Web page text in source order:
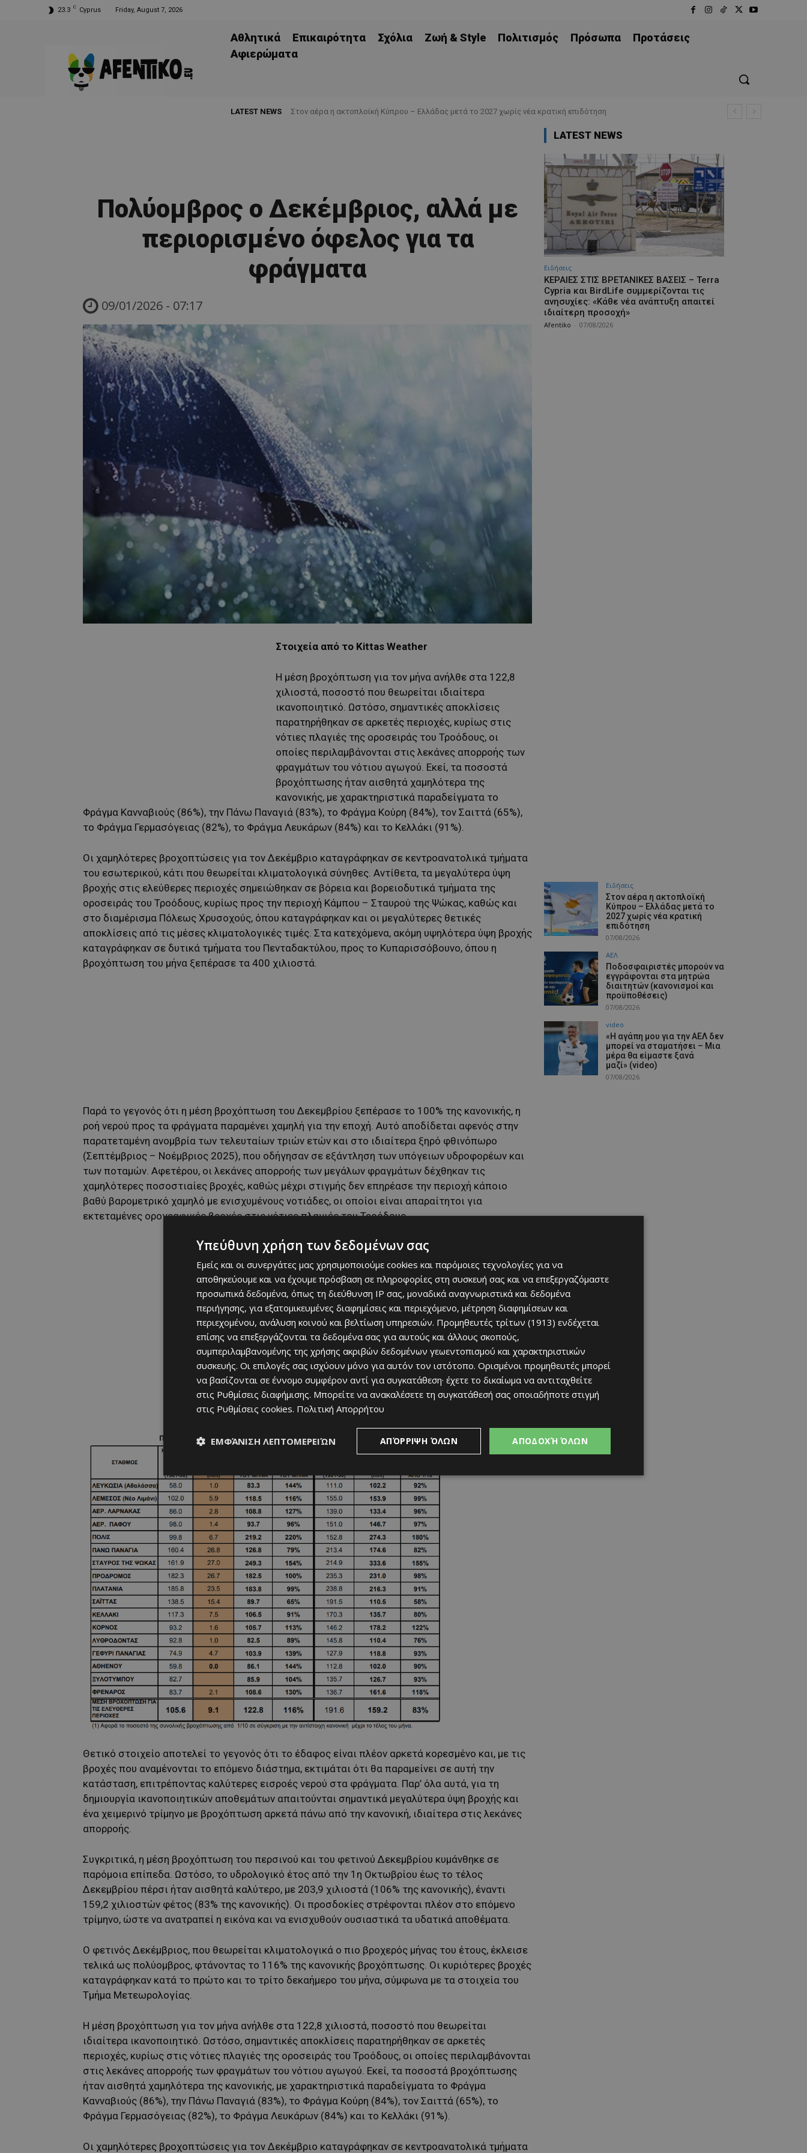
23.3 C Cyprus Friday, August 7, 2026
Αθλητικά Επικαιρότητα Σχόλια Ζωή & Style Πολιτισμός Πρόσωπα
Προτάσεις
Aφιερώματα
LATEST NEWS Στον αέρα η ακτοπλοϊκή Κύπρου – Ελλάδας μετά το 2027 χωρίς νέα κρατική επιδότηση
Πολύομβρος ο Δεκέμβριος, αλλά με
περιορισμένο όφελος για τα
φράγματα
09/01/2026 - 07:17
Στοιχεία από το Kittas Weather
Η μέση βροχόπτωση για τον μήνα ανήλθε στα 122,8
χιλιοστά, ποσοστό που θεωρείται ιδιαίτερα
ικανοποιητικό. Ωστόσο, σημαντικές αποκλίσεις
παρατηρήθηκαν σε αρκετές περιοχές, κυρίως στις
νότιες πλαγιές της οροσειράς του Τροόδους, οι
οποίες περιλαμβάνονται στις λεκάνες απορροής των
φραγμάτων του νότιου αγωγού. Εκεί, τα ποσοστά
βροχόπτωσης ήταν αισθητά χαμηλότερα της
κανονικής, με χαρακτηριστικά παραδείγματα το
Φράγμα Κανναβιούς (86%), την Πάνω Παναγιά (83%), το Φράγμα Κούρη (84%), τον Σαιττά (65%),
το Φράγμα Γερμασόγειας (82%), το Φράγμα Λευκάρων (84%) και το Κελλάκι (91%).
Οι χαμηλότερες βροχοπτώσεις για τον Δεκέμβριο καταγράφηκαν σε κεντροανατολικά τμήματα
του εσωτερικού, κάτι που θεωρείται κλιματολογικά σύνηθες. Αντίθετα, τα μεγαλύτερα ύψη
βροχής στις ελεύθερες περιοχές σημειώθηκαν σε βόρεια και βορειοδυτικά τμήματα της
οροσειράς του Τροόδους, κυρίως προς την περιοχή Κάμπου – Σταυρού της Ψώκας, καθώς και
στο διαμέρισμα Πόλεως Χρυσοχούς, όπου καταγράφηκαν και οι μεγαλύτερες θετικές
αποκλίσεις από τις μέσες κλιματολογικές τιμές. Στα κατεχόμενα, ακόμη υψηλότερα ύψη βροχής
καταγράφηκαν σε δυτικά τμήματα του Πενταδακτύλου, προς το Κυπαρισσόβουνο, όπου η
βροχόπτωση του μήνα ξεπέρασε τα 400 χιλιοστά.
Παρά το γεγονός ότι η μέση βροχόπτωση του Δεκεμβρίου ξεπέρασε το 100% της κανονικής, η
ροή νερού προς τα φράγματα παραμένει χαμηλή για την εποχή. Αυτό αποδίδεται αφενός στην
παρατεταμένη ανομβρία των τελευταίων τριών ετών και στο ιδιαίτερα ξηρό φθινόπωρο
(Σεπτέμβριος – Νοέμβριος 2025), που οδήγησαν σε εξάντληση των υπόγειων υδροφορέων και
των ποταμών. Αφετέρου, οι λεκάνες απορροής των μεγάλων φραγμάτων δέχθηκαν τις
χαμηλότερες ποσοστιαίες βροχές, καθώς μέχρι στιγμής δεν επηρέασε την περιοχή κάποιο
βαθύ βαρομετρικό χαμηλό με ενισχυμένους νοτιάδες, οι οποίοι είναι απαραίτητοι για
εκτεταμένες ορογραφικές βροχές στις νότιες πλαγιές του Τροόδους.
Θετικό στοιχείο αποτελεί το γεγονός ότι το έδαφος είναι πλέον αρκετά κορεσμένο και, με τις
βροχές που αναμένονται το επόμενο διάστημα, εκτιμάται ότι θα παραμείνει σε αυτή την
κατάσταση, επιτρέποντας καλύτερες εισροές νερού στα φράγματα. Παρ’ όλα αυτά, για τη
δημιουργία ικανοποιητικών αποθεμάτων απαιτούνται σημαντικά μεγαλύτερα ύψη βροχής και
ένα χειμερινό τρίμηνο με βροχόπτωση αρκετά πάνω από την κανονική, ιδιαίτερα στις λεκάνες
απορροής.
Συγκριτικά, η μέση βροχόπτωση του περσινού και του φετινού Δεκεμβρίου κυμάνθηκε σε
παρόμοια επίπεδα. Ωστόσο, το υδρολογικό έτος από την 1η Οκτωβρίου έως το τέλος
Δεκεμβρίου πέρσι ήταν αισθητά καλύτερο, με 203,9 χιλιοστά (106% της κανονικής), έναντι
159,2 χιλιοστών φέτος (83% της κανονικής). Οι προσδοκίες στρέφονται πλέον στο επόμενο
τρίμηνο, ώστε να ανατραπεί η εικόνα και να ενισχυθούν ουσιαστικά τα υδατικά αποθέματα.
Ο φετινός Δεκέμβριος, που θεωρείται κλιματολογικά ο πιο βροχερός μήνας του έτους, έκλεισε
τελικά ως πολύομβρος, φτάνοντας το 116% της κανονικής βροχόπτωσης. Οι κυριότερες βροχές
καταγράφηκαν κατά το πρώτο και το τρίτο δεκαήμερο του μήνα, σύμφωνα με τα στοιχεία του
Τμήμα Μετεωρολογίας.
Η μέση βροχόπτωση για τον μήνα ανήλθε στα 122,8 χιλιοστά, ποσοστό που θεωρείται
ιδιαίτερα ικανοποιητικό. Ωστόσο, σημαντικές αποκλίσεις παρατηρήθηκαν σε αρκετές
περιοχές, κυρίως στις νότιες πλαγιές της οροσειράς του Τροόδους, οι οποίες περιλαμβάνονται
στις λεκάνες απορροής των φραγμάτων του νότιου αγωγού. Εκεί, τα ποσοστά βροχόπτωσης
ήταν αισθητά χαμηλότερα της κανονικής, με χαρακτηριστικά παραδείγματα το Φράγμα
Κανναβιούς (86%), την Πάνω Παναγιά (83%), το Φράγμα Κούρη (84%), τον Σαιττά (65%), το
Φράγμα Γερμασόγειας (82%), το Φράγμα Λευκάρων (84%) και το Κελλάκι (91%).
Οι χαμηλότερες βροχοπτώσεις για τον Δεκέμβριο καταγράφηκαν σε κεντροανατολικά τμήματα
LATEST NEWS
Ειδήσεις
ΚΕΡΑΙΕΣ ΣΤΙΣ ΒΡΕΤΑΝΙΚΕΣ ΒΑΣΕΙΣ – Terra
Cypria και BirdLife συμμερίζονται τις
ανησυχίες: «Κάθε νέα ανάπτυξη απαιτεί
ιδιαίτερη προσοχή»
Afentiko 07/08/2026
Ειδήσεις
Στον αέρα η ακτοπλοϊκή
Κύπρου – Ελλάδας μετά το
2027 χωρίς νέα κρατική
επιδότηση
07/08/2026
ΑΕΛ
Ποδοσφαιριστές μπορούν να
εγγράφονται στα μητρώα
διαιτητών (κανονισμοί και
προϋποθέσεις)
07/08/2026
video
«Η αγάπη μου για την ΑΕΛ δεν
μπορεί να σταματήσει – Μια
μέρα θα είμαστε ξανά
μαζί» (video)
07/08/2026
Υπεύθυνη χρήση των δεδομένων σας
Εμείς και οι συνεργάτες μας χρησιμοποιούμε cookies και παρόμοιες τεχνολογίες για να
αποθηκεύουμε και να έχουμε πρόσβαση σε πληροφορίες στη συσκευή σας και να επεξεργαζόμαστε
προσωπικά δεδομένα, όπως τη διεύθυνση IP σας, μοναδικά αναγνωριστικά και δεδομένα
περιήγησης, για εξατομικευμένες διαφημίσεις και περιεχόμενο, μέτρηση διαφημίσεων και
περιεχομένου, ανάλυση κοινού και βελτίωση υπηρεσιών. Προμηθευτές τρίτων (1913) ενδέχεται
επίσης να επεξεργάζονται τα δεδομένα σας για αυτούς και άλλους σκοπούς,
συμπεριλαμβανομένης της χρήσης ακριβών δεδομένων γεωεντοπισμού και χαρακτηριστικών
συσκευής. Οι επιλογές σας ισχύουν μόνο για αυτόν τον ιστότοπο. Ορισμένοι προμηθευτές μπορεί
να βασίζονται σε έννομο συμφέρον αντί για συγκατάθεση· έχετε το δικαίωμα να αντιταχθείτε
στις Ρυθμίσεις διαφήμισης. Μπορείτε να ανακαλέσετε τη συγκατάθεσή σας οποιαδήποτε στιγμή
στις Ρυθμίσεις cookies. Πολιτική Απορρήτου
ΑΠΟΔΟΧΉ ΌΛΩΝ
ΑΠΌΡΡΙΨΗ ΌΛΩΝ
ΕΜΦΆΝΙΣΗ ΛΕΠΤΟΜΕΡΕΙΏΝ